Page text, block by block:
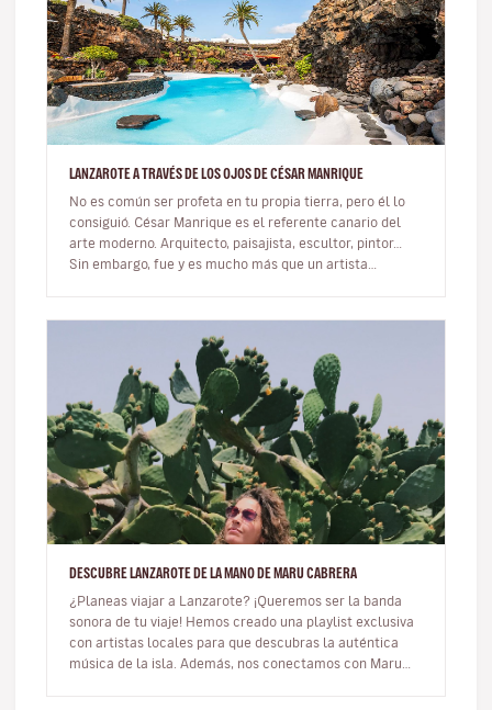
LANZAROTE A TRAVÉS DE LOS OJOS DE CÉSAR MANRIQUE
No es común ser profeta en tu propia tierra, pero él lo
consiguió. César Manrique es el referente canario del
arte moderno. Arquitecto, paisajista, escultor, pintor…
Sin embargo, fue y es mucho más que un artista
DESCUBRE LANZAROTE DE LA MANO DE MARU CABRERA
¿Planeas viajar a Lanzarote? ¡Queremos ser la banda
sonora de tu viaje! Hemos creado una playlist exclusiva
con artistas locales para que descubras la auténtica
música de la isla. Además, nos conectamos con Maru